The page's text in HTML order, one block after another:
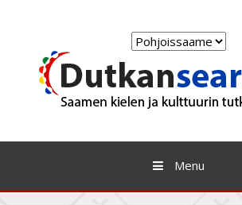
Choose
language
Menu